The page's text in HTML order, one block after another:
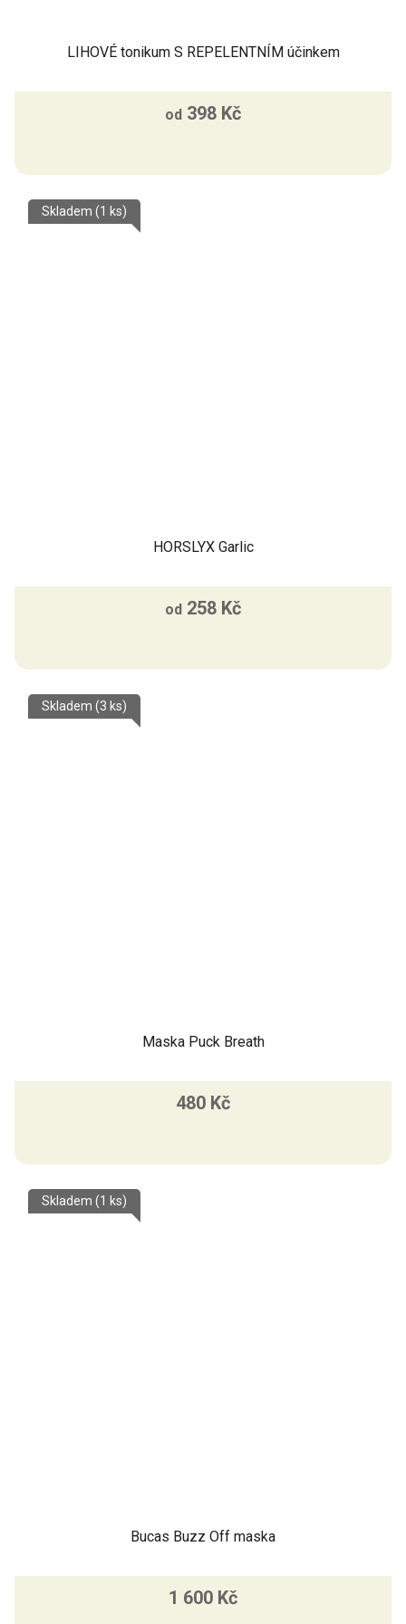
LIHOVÉ tonikum S REPELENTNÍM účinkem
od 398 Kč
HORSLYX Garlic
Skladem (1 ks)
od 258 Kč
Maska Puck Breath
Skladem (3 ks)
480 Kč
Bucas Buzz Off maska
Skladem (1 ks)
1 600 Kč